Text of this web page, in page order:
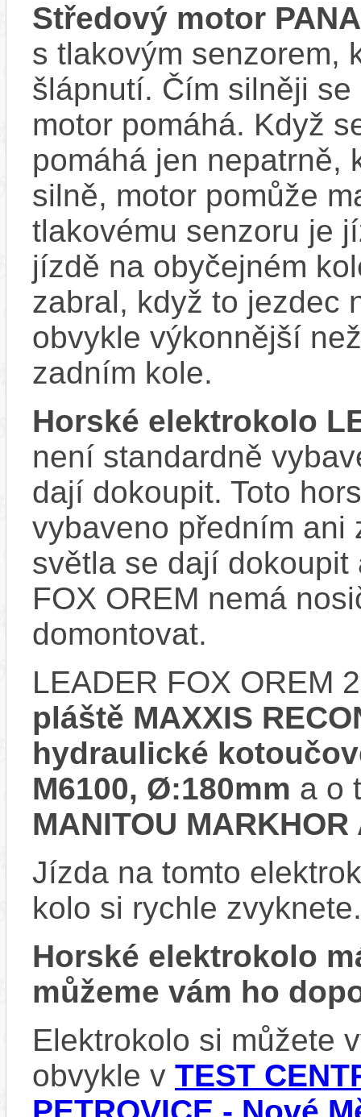
Středový motor
s tlakovým senzorem,
šlápnutí. Čím silněji
motor pomáhá. Když
pomáhá jen nepatrně,
silně, motor pomůže
tlakovému senzoru je
jízdě na obyčejném
zabral, když to jezdec
obvykle výkonnější
zadním kole.
Horské elektrokolo
není standardně
dají dokoupit. Toto
vybaveno předním ani
světla se dají
FOX OREM nemá
domontovat.
LEADER FOX OREM
pláště MAXXIS
hydraulické
M6100, Ø:180mm a o
MANITOU
Jízda na tomto
kolo si rychle zvyknete.
Horské elektrokolo
můžeme vám ho
Elektrokolo si můžete
obvykle v TEST